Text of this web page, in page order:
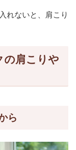
れないと、肩こり
の肩こりや
ら